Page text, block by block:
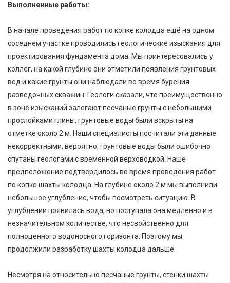
Выполненные работы:
В начале проведения работ по копке колодца ещё на одном
соседнем участке проводились геологические изыскания для
проектирования фундамента дома. Мы поинтересовались у
коллег, на какой глубине они отметили появления грунтовых
вод и какие грунты они наблюдали во время бурения
разведочных скважин. Геологи сказали, что преимущественно
в зоне изысканий залегают песчаные грунты с небольшими
прослойками глины, грунтовые воды были вскрыты на
отметке около 2 м. Наши специалисты посчитали эти данные
некорректными, вероятно, грунтовые воды были ошибочно
спутаны геологами с временной верховодкой. Наше
предположение подтвердилось во время проведения работ
по копке шахты колодца. На глубине около 2 м мы выполнили
небольшое углубление, чтобы посмотреть ситуацию. В
углублении появилась вода, но поступала она медленно и в
незначительном количестве, что несвойственно для
полноценного водоносного горизонта. Поэтому мы
продолжили разработку шахты колодца дальше.
Несмотря на относительно песчаные грунты, стенки шахты